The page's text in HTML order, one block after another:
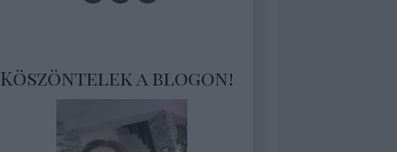
Köszöntelek a blogon!